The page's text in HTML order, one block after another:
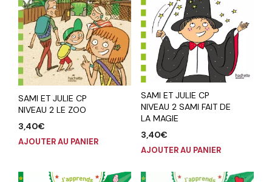
SAMI ET JULIE CP
NIVEAU 2 LE ZOO
3,40€
AJOUTER AU PANIER
SAMI ET JULIE CP
NIVEAU 2 SAMI FAIT DE
LA MAGIE
3,40€
AJOUTER AU PANIER